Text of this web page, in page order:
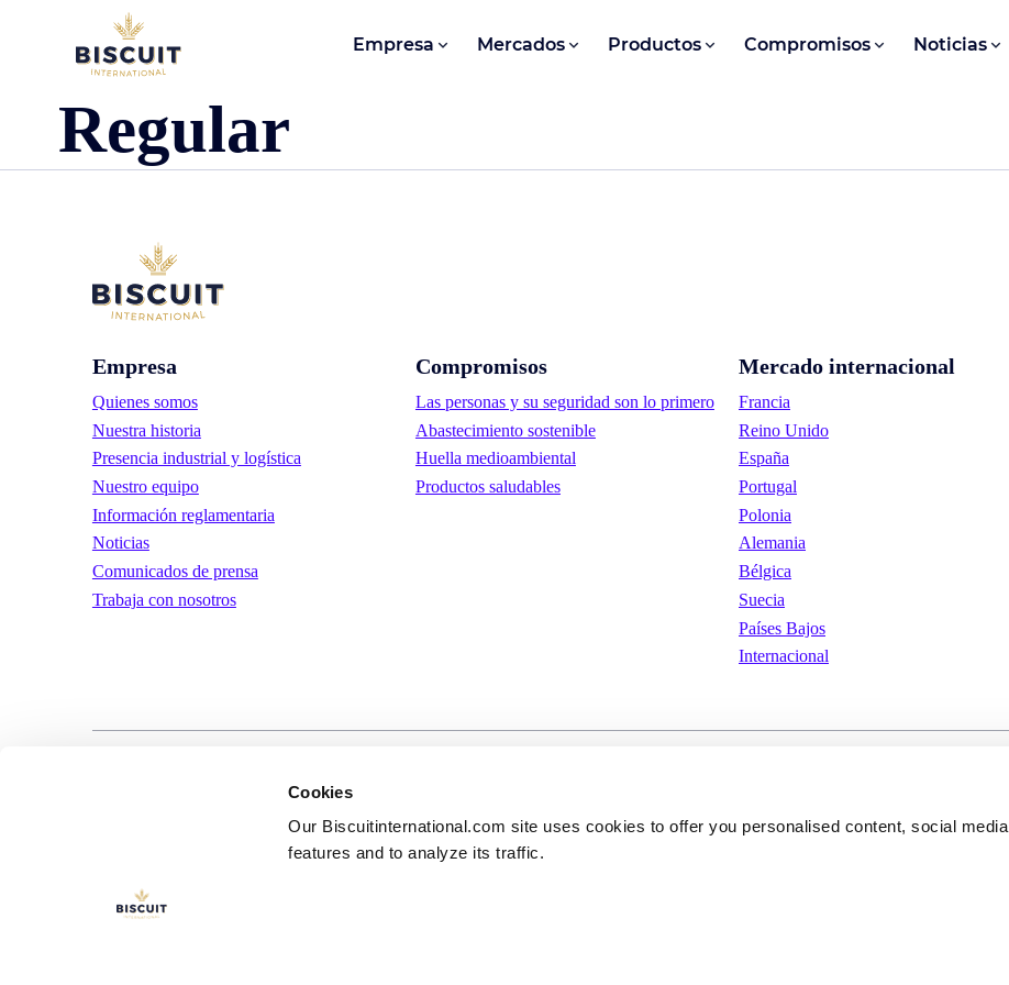
Cookies
Our Biscuitinternational.com site uses cookies to offer you personalised content, social media
features and to analyze its traffic.
Aller au contenu Empresa Mercados Productos Compromisos Noticias
Regular
Empresa
Quienes somos
Nuestra historia
Presencia industrial y logística
Nuestro equipo
Información reglamentaria
Noticias
Comunicados de prensa
Trabaja con nosotros
Compromisos
Las personas y su seguridad son lo primero
Abastecimiento sostenible
Huella medioambiental
Productos saludables
Mercado internacional
Francia
Reino Unido
España
Portugal
Polonia
Alemania
Bélgica
Suecia
Países Bajos
Internacional